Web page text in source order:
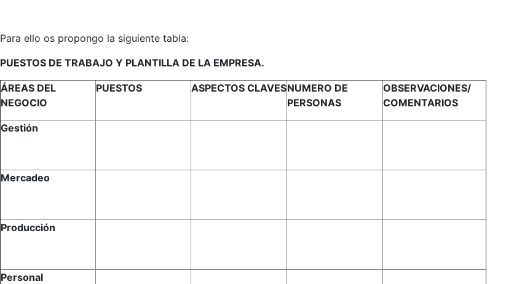
Para ello os propongo la siguiente tabla:
PUESTOS DE TRABAJO Y PLANTILLA DE LA EMPRESA.
ÁREAS DEL
NEGOCIO
PUESTOS ASPECTOS CLAVESNUMERO DE
PERSONAS
OBSERVACIONES/
COMENTARIOS
Gestión
Mercadeo
Producción
Personal